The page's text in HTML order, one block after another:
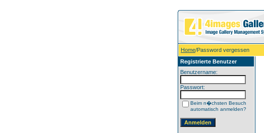
Home/Password vergessen
Registrierte Benutzer
Benutzername:
Passwort:
Beim n�chsten Besuch
automatisch anmelden?